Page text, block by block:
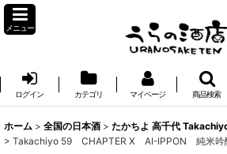
メニュー
ログイン カテゴリ マイページ 商品検索
ホーム > 全国の日本酒 > たかちよ 高千代
> Takachiyo 59 CHAPTER X AI-IPPON 純米